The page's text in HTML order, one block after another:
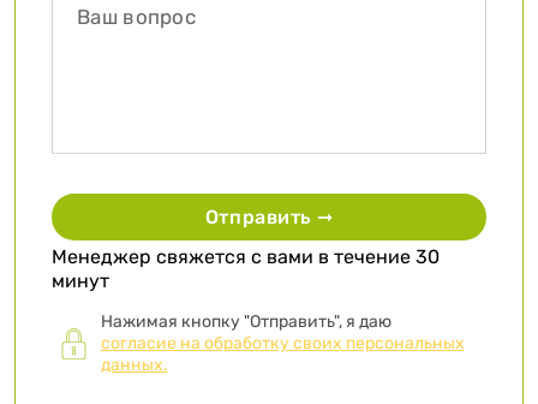
Отправить ➞
Менеджер свяжется с вами в течение 30
минут
Нажимая кнопку "Отправить", я даю
согласие на обработку своих персональных
данных.